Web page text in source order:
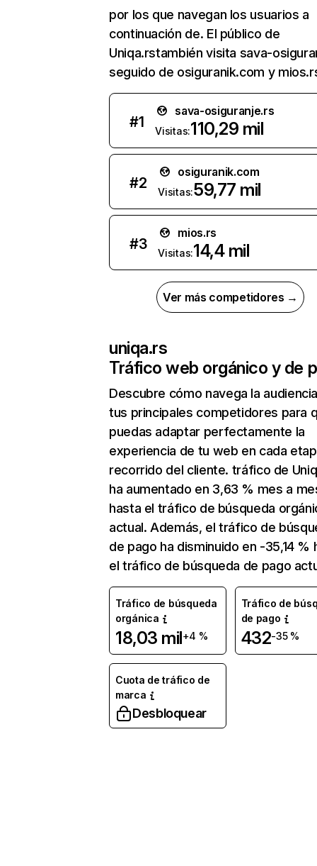
por los que navegan los usuarios a
continuación de. El público de
Uniqa.rstambién visita sava-
seguido de osiguranik.com y
#1
sava-osiguranje.rs
Visitas:110,29 mil
#2
osiguranik.com
Visitas:59,77 mil
#3
mios.rs
Visitas:14,4 mil
Ver más competidores →
uniqa.rs
Tráfico web orgánico y de
Descubre cómo navega la
tus principales competidores para
puedas adaptar perfectamente la
experiencia de tu web en cada
recorrido del cliente. tráfico de
ha aumentado en 3,63 % mes a
hasta el tráfico de búsqueda
actual. Además, el tráfico de
de pago ha disminuido en -35,14 %
el tráfico de búsqueda de pago
Tráfico de búsqueda
orgánica
18,03 mil+4 %
Tráfico de
de pago
432-35 %
Cuota de tráfico de
marca
Desbloquear